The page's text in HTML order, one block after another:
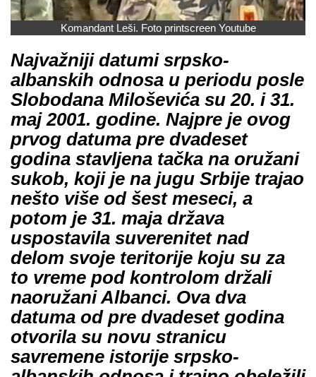
Komandant Leši. Foto printscreen Youtube
Najvažniji datumi srpsko-
albanskih odnosa u periodu posle
Slobodana Miloševića su 20. i 31.
maj 2001. godine. Najpre je ovog
prvog datuma pre dvadeset
godina stavljena tačka na oružani
sukob, koji je na jugu Srbije trajao
nešto više od šest meseci, a
potom je 31. maja država
uspostavila suverenitet nad
delom svoje teritorije koju su za
to vreme pod kontrolom držali
naoružani Albanci. Ova dva
datuma od pre dvadeset godina
otvorila su novu stranicu
savremene istorije srpsko-